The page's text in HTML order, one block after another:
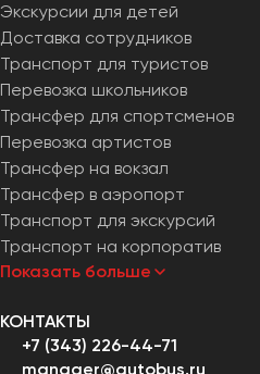
Экскурсии для детей
Доставка сотрудников
Транспорт для туристов
Перевозка школьников
Трансфер для спортсменов
Перевозка артистов
Трансфер на вокзал
Трансфер в аэропорт
Транспорт для экскурсий
Транспорт на корпоратив
Показать больше
КОНТАКТЫ
+7 (343) 226-44-71
manager@autobus.ru